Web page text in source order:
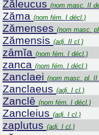
Zăleucus (nom masc. II
Zăma (nom fém. I décl.)
Zămenses (nom masc.
Zămensis (adj. II cl.)
zāmĭa (nom fém. I décl.)
zanca (nom fém. I décl.)
Zanclaei (nom masc. pl. II
Zanclaeus (adj. I cl.)
Zanclē (nom fém. I décl.)
Zancleius (adj. I cl.)
zaplutus (adj. I cl.)